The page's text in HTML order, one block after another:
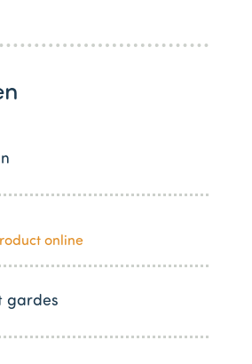
online
gardes